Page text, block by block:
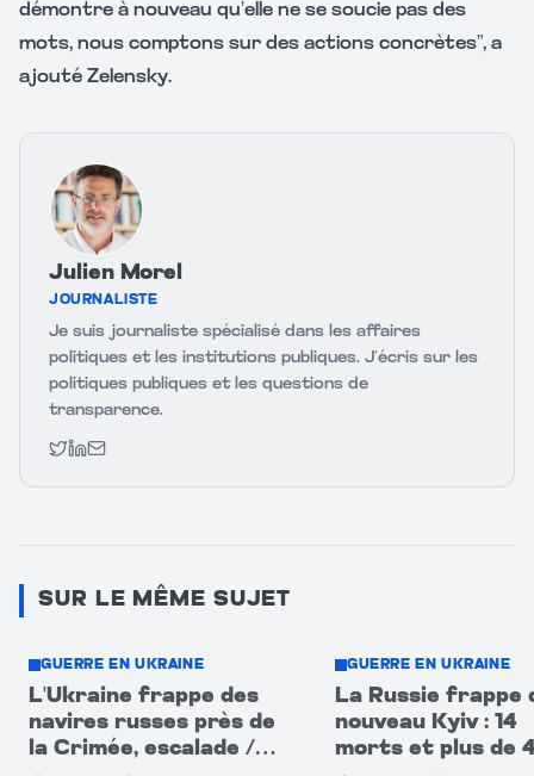
démontre à nouveau qu’elle ne se soucie pas des
mots, nous comptons sur des actions concrètes”, a
ajouté Zelensky.
Julien Morel
JOURNALISTE
Je suis journaliste spécialisé dans les affaires
politiques et les institutions publiques. J’écris sur les
politiques publiques et les questions de
transparence.
SUR LE MÊME SUJET
GUERRE EN UKRAINE
L'Ukraine frappe des
navires russes près de
la Crimée, escalade /
GUERRE EN UKRAINE
La Russie frappe
nouveau Kyiv : 14
morts et plus de